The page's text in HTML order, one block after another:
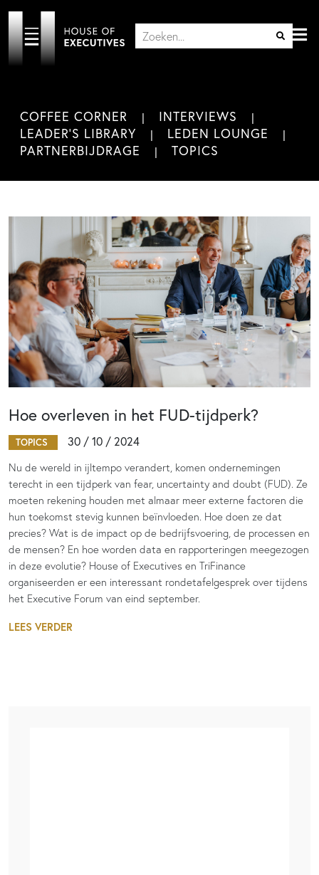
COFFEE CORNER
INTERVIEWS
LEADER'S LIBRARY
LEDEN LOUNGE
PARTNERBIJDRAGE
TOPICS
Hoe overleven in het FUD-tijdperk?
TOPICS 30 / 10 / 2024
Nu de wereld in ijltempo verandert, komen ondernemingen
terecht in een tijdperk van fear, uncertainty and doubt (FUD). Ze
moeten rekening houden met almaar meer externe factoren die
hun toekomst stevig kunnen beïnvloeden. Hoe doen ze dat
precies? Wat is de impact op de bedrijfsvoering, de processen en
de mensen? En hoe worden data en rapporteringen meegezogen
in deze evolutie? House of Executives en TriFinance
organiseerden er een interessant rondetafelgesprek over tijdens
het Executive Forum van eind september.
LEES VERDER